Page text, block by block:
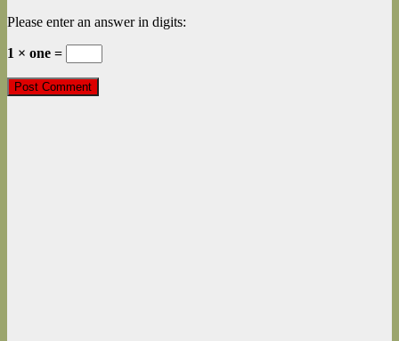
Please enter an answer in digits:
1 × one =